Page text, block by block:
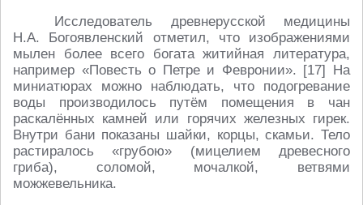
Исследователь древнерусской медицины
Н.А. Богоявленский отметил, что изображениями
мылен более всего богата житийная литература,
например «Повесть о Петре и Февронии». [17] На
миниатюрах можно наблюдать, что подогревание
воды производилось путём помещения в чан
раскалённых камней или горячих железных гирек.
Внутри бани показаны шайки, корцы, скамьи. Тело
растиралось «грубою» (мицелием древесного
гриба), соломой, мочалкой, ветвями
можжевельника.